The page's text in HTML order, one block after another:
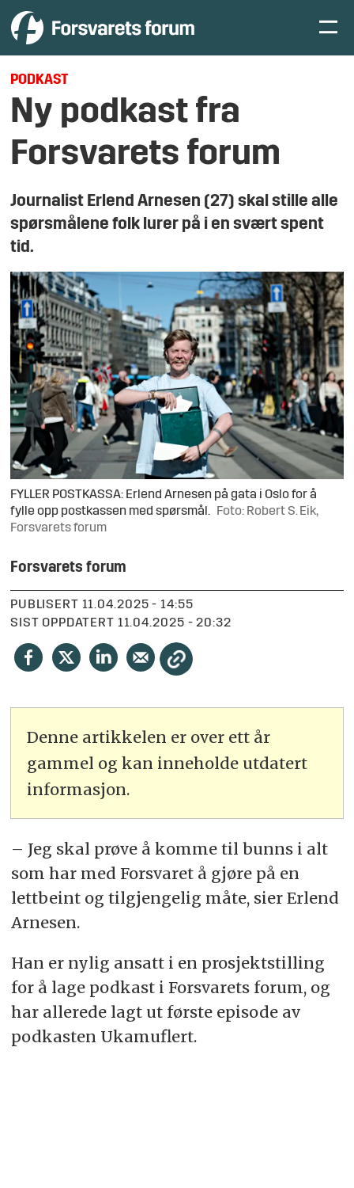
PODKAST
Ny podkast fra
Forsvarets forum
Journalist Erlend Arnesen (27) skal stille alle
spørsmålene folk lurer på i en svært spent
tid.
FYLLER POSTKASSA: Erlend Arnesen på gata i Oslo for å
fylle opp postkassen med spørsmål.
Foto: Robert S. Eik,
Forsvarets forum
Forsvarets forum
PUBLISERT
11.04.2025 - 14:55
SIST OPPDATERT
11.04.2025 - 20:32
Denne artikkelen er over ett år
gammel og kan inneholde utdatert
informasjon.
– Jeg skal prøve å komme til bunns i alt
som har med Forsvaret å gjøre på en
lettbeint og tilgjengelig måte, sier Erlend
Arnesen.
Han er nylig ansatt i en prosjektstilling
for å lage podkast i Forsvarets forum, og
har allerede lagt ut første episode av
podkasten Ukamuflert.